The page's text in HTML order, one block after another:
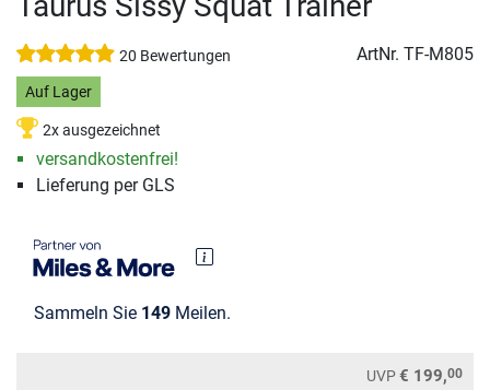
20 Bewertungen ArtNr. TF-M805
Auf Lager
2x ausgezeichnet
versandkostenfrei!
Lieferung per GLS
Sammeln Sie 149 Meilen.
UVP€ 199,00